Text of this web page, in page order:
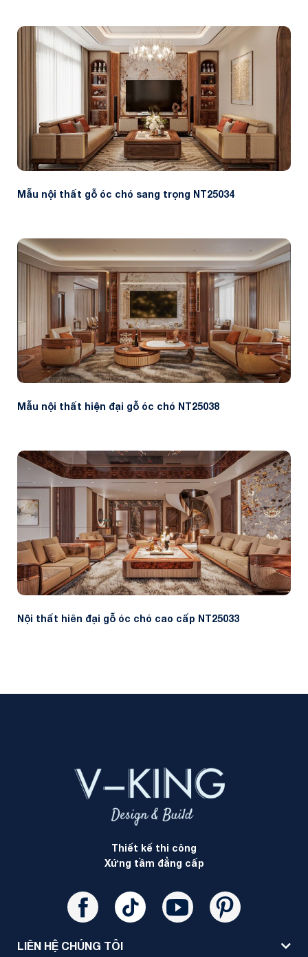
Mẫu nội thất gỗ óc chó sang trọng NT25034
Mẫu nội thất hiện đại gỗ óc chó NT25038
Nội thất hiên đại gỗ óc chó cao cấp NT25033
Thiết kế thi công
Xứng tầm đẳng cấp
LIÊN HỆ CHÚNG TÔI